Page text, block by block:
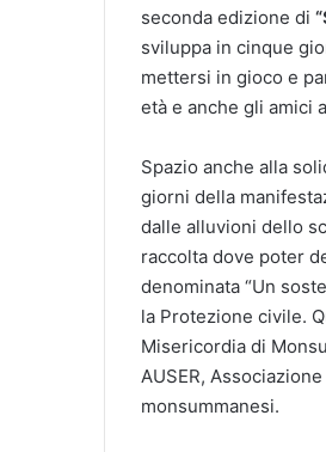
seconda edizione di
sviluppa in cinque
mettersi in gioco e
età e anche gli amici
Spazio anche alla
giorni della
dalle alluvioni dello
raccolta dove poter
denominata “Un
la Protezione civile.
Misericordia di
AUSER,
monsummanesi.